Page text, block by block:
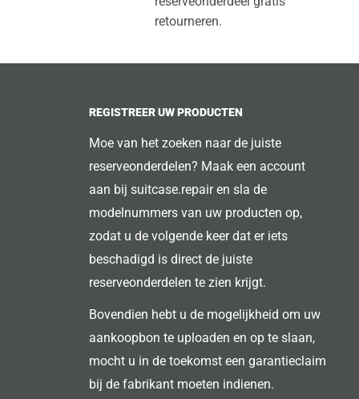
retourneren.
REGISTREER UW PRODUCTEN
Moe van het zoeken naar de juiste
reserveonderdelen? Maak een account
aan bij suitcase.repair en sla de
modelnummers van uw producten op,
zodat u de volgende keer dat er iets
beschadigd is direct de juiste
reserveonderdelen te zien krijgt.
Bovendien hebt u de mogelijkheid om uw
aankoopbon te uploaden en op te slaan,
mocht u in de toekomst een garantieclaim
bij de fabrikant moeten indienen.